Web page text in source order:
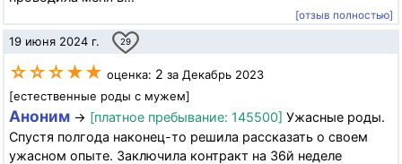
[отзыв полностью]
19 июня 2024 г. 29
☆☆☆★★ оценка: 2 за Декабрь 2023
[естественные роды с мужем]
Аноним → [платное пребывание: 145500] Ужасные роды.
Спустя полгода наконец-то решила рассказать о своем
ужасном опыте. Заключила контракт на 36й неделе